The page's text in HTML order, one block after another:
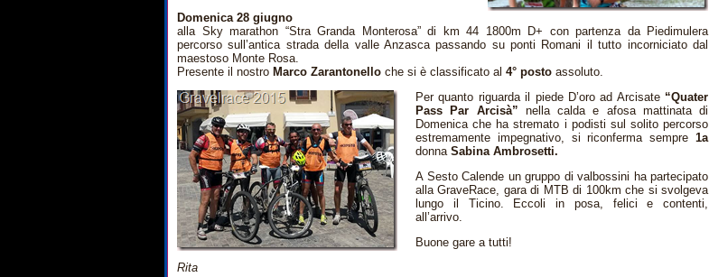
Domenica 28 giugno
alla Sky marathon “Stra Granda Monterosa” di km 44 1800m D+ con partenza da Piedimulera
percorso sull’antica strada della valle Anzasca passando su ponti Romani il tutto incorniciato dal
maestoso Monte Rosa.
Presente il nostro Marco Zarantonello che si è classificato al 4° posto assoluto.
Per quanto riguarda il piede D’oro ad Arcisate “Quater
Pass Par Arcisà” nella calda e afosa mattinata di
Domenica che ha stremato i podisti sul solito percorso
estremamente impegnativo, si riconferma sempre 1a
donna Sabina Ambrosetti.
A Sesto Calende un gruppo di valbossini ha partecipato
alla GraveRace, gara di MTB di 100km che si svolgeva
lungo il Ticino. Eccoli in posa, felici e contenti,
all’arrivo.
Buone gare a tutti!
Rita